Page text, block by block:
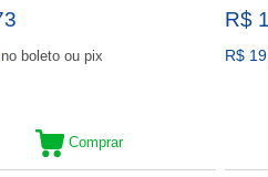
no boleto ou pix
Comprar
R$
R$